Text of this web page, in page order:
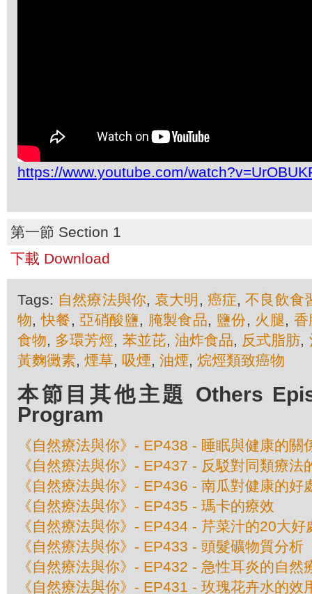
https://www.youtube.com/
第一節 Section 1
下載 Download
Tags: 自然療法與你,袁大明 , 癌症,不良飲食
物,快餐,亞硝酸鹽, 腌製食品, 鹽份, 火腿, 香
食物, 多環芳烴, 苯並芘, 油炸食品, 反式脂肪,
黃麴黴素, 煙草, 吸煙, 油煙, 烷烴類致癌物
本節目其他主題 Others
Program
《自然療法與你》- EP438 - 睡眠與健康的關
《自然療法與你》- EP437 - 反駁對同類療法
《自然療法與你》- EP436 - 南瓜對健康的好
《自然療法與你》- EP435 - 瑪卡的療效
《自然療法與你》- EP434 - 芹菜汁的20大好
《自然療法與你》- EP433 - 頭髮礦物質分析
《自然療法與你》- EP432 - 急性耳炎的自然
《自然療法與你》- EP431 - 玫瑰花卉水的效